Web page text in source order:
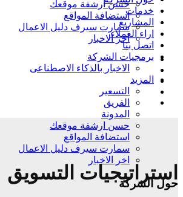
خدمات
المشاريع
اراء العملاء
اتصل بنا
برمجيات الشركة
الاخبار بالذكاء الاصطناعى
المزيد
التسعير
الفريق
المدونة
حسن ارشفة موقعك
استضافة المواقع
سمارت سيرف دليل الاعمال
اخر الاخبار
حول الشركة
حسن ارشفة موقعك
استضافة المواقع
سمارت سيرف دليل الاعمال
اخر الاخبار
استراتيجيات التسويق